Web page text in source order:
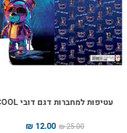
עטיפות למחברות דגם דובי COOL
25.00 ₪
12.00 ₪